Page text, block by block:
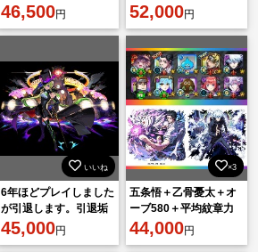
メタトロンα ジャヒーα
ポラリス2 他
46,500円
ンリン運極 ソロモン
+アルセーヌ艦隊
52,000円
いいね
6年ほどプレイしました
が引退します。引退垢
45,000円
×3
五条悟＋乙骨憂太＋オ
ーブ580＋平均紋章力
28000🔥運極数1470↑
ガチャ限1300↑
44,000円